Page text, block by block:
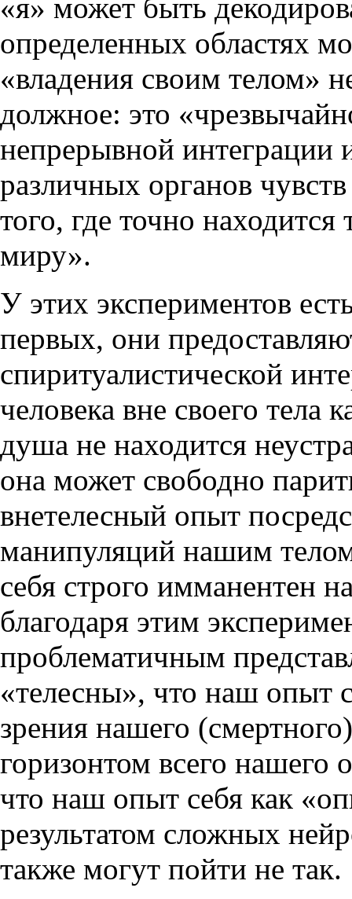
«я» может быть
определенных областях
«владения своим телом»
должное: это
непрерывной
различных органов
того, где точно
миру».
У этих экспериментов
первых, они
спиритуалистической
человека вне своего тела
душа не находится
она может свободно
внетелесный опыт
манипуляций нашим
себя строго имманентен
благодаря этим
проблематичным
«телесны», что наш опыт
зрения нашего
горизонтом всего нашего
что наш опыт себя как
результатом сложных
также могут пойти не так.